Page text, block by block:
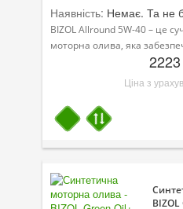
Клеї і герметики
Профі-серія
Спеціальні програми
Велосипедна програма
Оливи для зброї
Наявність: Немає. Та не
BIZOL Allround 5W-40 – це
моторна олива, яка
Ціна з